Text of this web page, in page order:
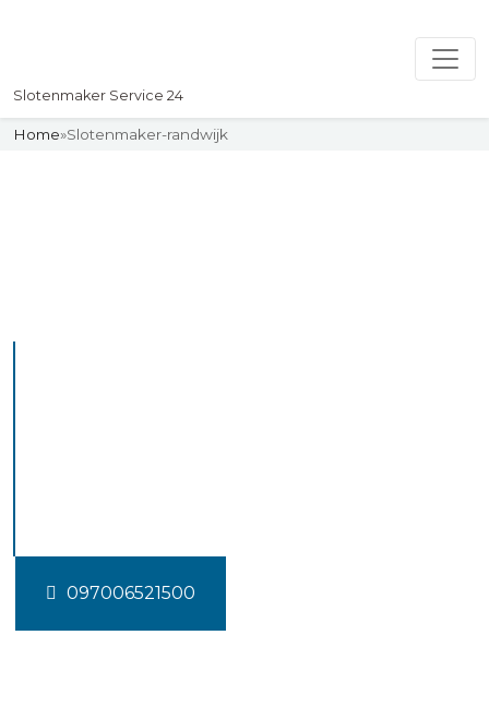
Slotenmaker Service 24
Home»Slotenmaker-randwijk
097006521500